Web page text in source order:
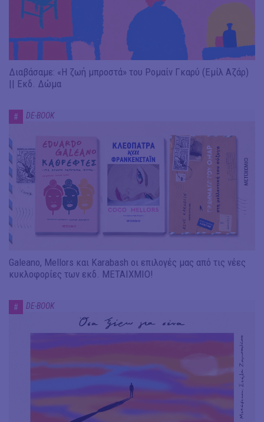
Διαβάσαμε: «Η ζωή μπροστά» του Ρομαίν Γκαρύ (Εμίλ Αζάρ)
|| Εκδ. Δώμα
# DE-BOOK
Galeano, Mellors και Karabash οι επιλογές μας από τις νέες
κυκλοφορίες των εκδ. ΜΕΤΑΙΧΜΙΟ!
# DE-BOOK